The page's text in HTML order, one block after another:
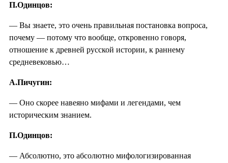
П.Одинцов:
— Вы знаете, это очень правильная постановка вопроса,
почему — потому что вообще, откровенно говоря,
отношение к древней русской истории, к раннему
средневековью…
А.Пичугин:
— Оно скорее навеяно мифами и легендами, чем
историческим знанием.
П.Одинцов:
— Абсолютно, это абсолютно мифологизированная